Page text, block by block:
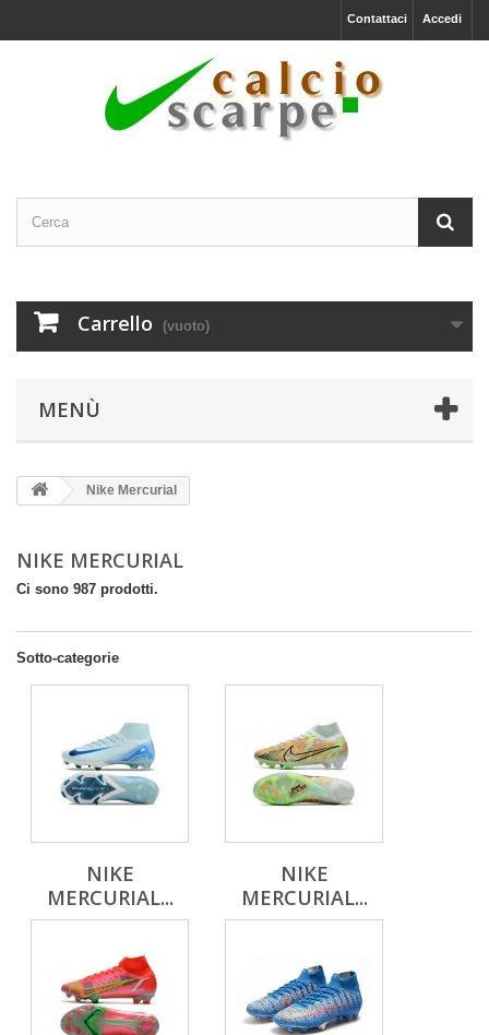
Accedi
Contattaci
Carrello (vuoto)
MENÙ
Nike Mercurial
NIKE MERCURIAL
Ci sono 987 prodotti.
Sotto-categorie
NIKE
MERCURIAL...
NIKE
MERCURIAL...